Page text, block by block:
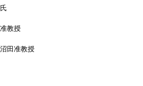
教授
田准教授